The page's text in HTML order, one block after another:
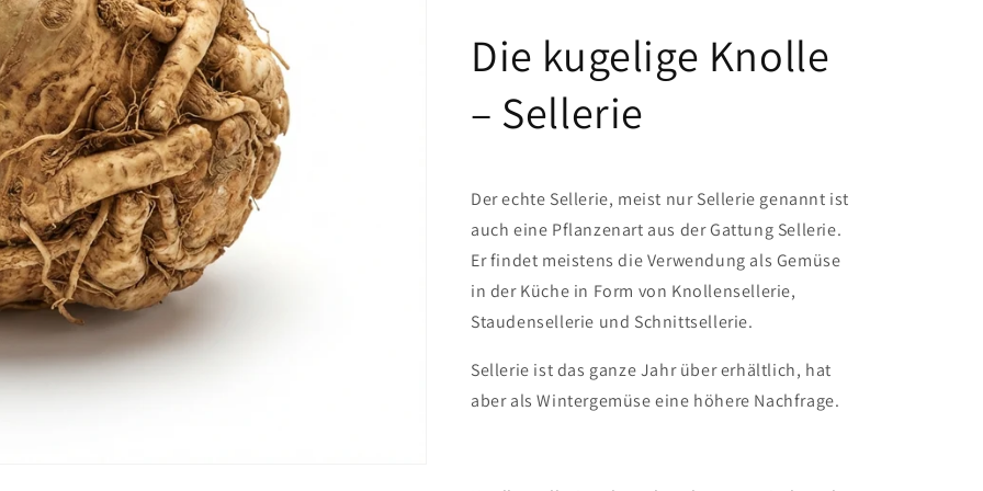
Stk.
Die kugelige Knolle
– Sellerie
Der echte Sellerie, meist nur Sellerie genannt ist
auch eine Pflanzenart aus der Gattung Sellerie.
Er findet meistens die Verwendung als Gemüse
in der Küche in Form von Knollensellerie,
Staudensellerie und Schnittsellerie.
Sellerie ist das ganze Jahr über erhältlich, hat
aber als Wintergemüse eine höhere Nachfrage.